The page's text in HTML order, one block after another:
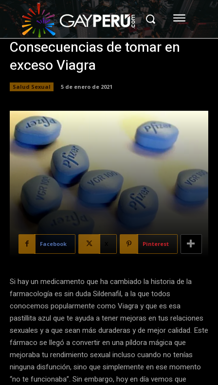
Consecuencias de tomar en
exceso Viagra
Salud Sexual 5 de enero de 2021
Facebook Pinterest
Si hay un medicamento que ha cambiado la historia de la
farmacología es sin duda Sildenafil, a la que todos
conocemos popularmente como Viagra y que es esa
pastillita azul que te ayuda a tener mejoras en tus relaciones
sexuales y a que sean más duraderas y de mejor calidad. Este
fármaco se llegó a convertir en una píldora mágica que
mejoraba tu rendimiento sexual incluso cuando no tenías
ninguna disfunción, sino que simplemente en ese momento
“no te funcionaba”. Sin embargo, hoy en día vemos que